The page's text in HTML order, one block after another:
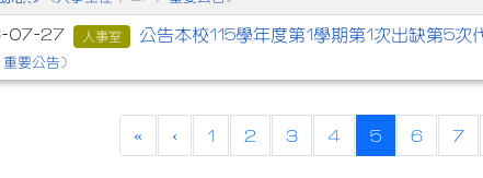
07-27 人事室 公告本校115學年度第1學期第1次出缺第5
重要公告 )
« ‹ 1 2 3 4 5(current)
6 7